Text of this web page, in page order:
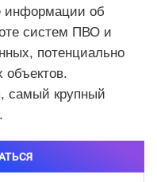
информации об
систем ПВО и
потенциально
объектов.
, самый крупный